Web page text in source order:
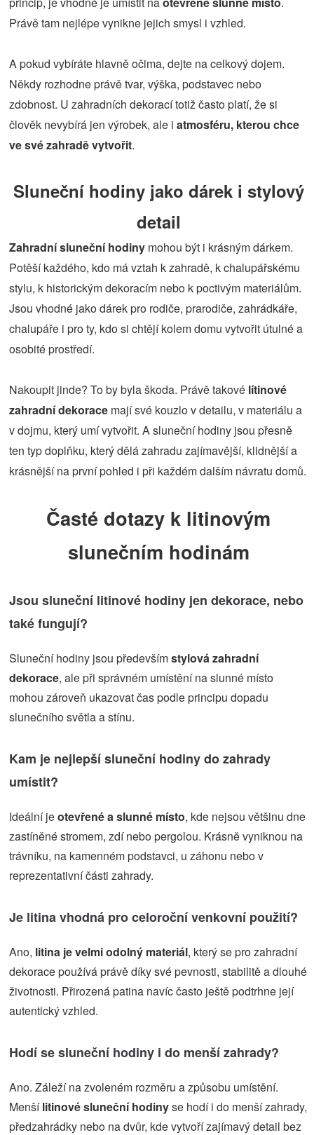
Právě tam nejlépe vynikne jejich smysl i vzhled.
A pokud vybíráte hlavně očima, dejte na celkový dojem.
Někdy rozhodne právě tvar, výška, podstavec nebo
zdobnost. U zahradních dekorací totiž často platí, že si
člověk nevybírá jen výrobek, ale iatmosféru, kterou chce
ve své zahradě vytvořit.
Sluneční hodiny jako dárek i stylový
detail
Zahradní sluneční hodiny mohou být i krásným dárkem.
Potěší každého, kdo má vztah k zahradě, k chalupářskému
stylu, k historickým dekoracím nebo k poctivým materiálům.
Jsou vhodné jako dárek pro rodiče, prarodiče, zahrádkáře,
chalupáře i pro ty, kdo si chtějí kolem domu vytvořit útulné a
osobité prostředí.
Nakoupit jinde? To by byla škoda. Právě takové lítinové
zahradní dekorace mají své kouzlo v detailu, v materiálu a
v dojmu, který umí vytvořit. A sluneční hodiny jsou přesně
ten typ doplňku, který dělá zahradu zajímavější, klidnější a
krásnější na první pohled i při každém dalším návratu domů.
Časté dotazy k litinovým
slunečním hodinám
Jsou sluneční litinové hodiny jen dekorace, nebo
také fungují?
Sluneční hodiny jsou předevšímstylová zahradní
dekorace, ale při správném umístění na slunné místo
mohou zároveň ukazovat čas podle principu dopadu
slunečního světla a stínu.
Kam je nejlepší sluneční hodiny do zahrady
umístit?
Ideální jeotevřené a slunné místo, kde nejsou většinu dne
zastíněné stromem, zdí nebo pergolou. Krásně vyniknou na
trávníku, na kamenném podstavci, u záhonu nebo v
reprezentativní části zahrady.
Je litina vhodná pro celoroční venkovní použití?
Ano, litina je velmi odolný materiál, který se pro zahradní
dekorace používá právě díky své pevnosti, stabilitě a dlouhé
životnosti. Přirozená patina navíc často ještě podtrhne její
autentický vzhled.
Hodí se sluneční hodiny i do menší zahrady?
Ano. Záleží na zvoleném rozměru a způsobu umístění.
Menšílitinové sluneční hodinyse hodí i do menší zahrady,
předzahrádky nebo na dvůr, kde vytvoří zajímavý detail bez